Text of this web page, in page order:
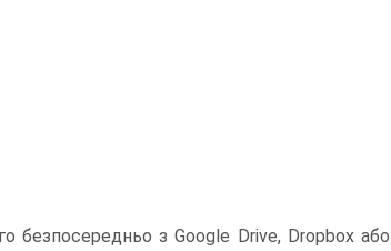
безпосередньо з Google Drive, Dropbox або